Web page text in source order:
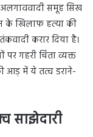
समूह सिख
के खिलाफ हत्या की
करार दिया है।
गहरी चिंता व्यक्त
आड़ में ये तत्व डराने-
साझेदारी